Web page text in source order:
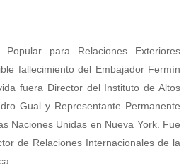
para Relaciones Exteriores
fallecimiento del Embajador Fermín
fuera Director del Instituto de Altos
Gual y Representante Permanente
Naciones Unidas en Nueva York. Fue
de Relaciones Internacionales de la